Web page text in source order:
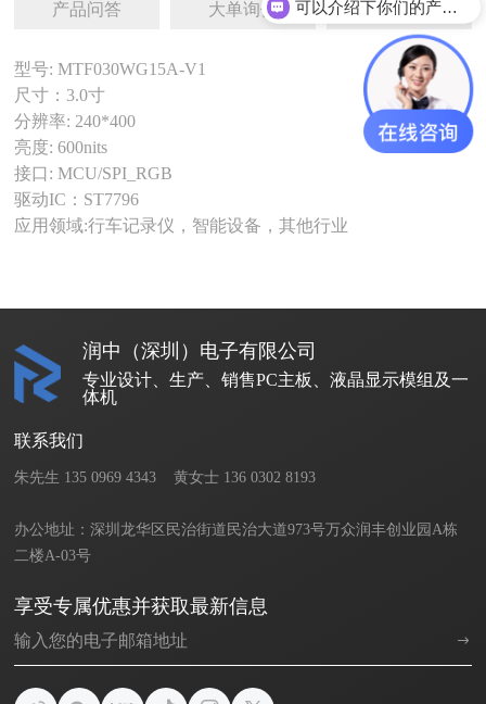
产品问答 大单询价 相关推荐
型号: MTF030WG15A-V1
尺寸：3.0寸
分辨率: 240*400
亮度: 600nits
接口: MCU/SPI_RGB
驱动IC：ST7796
应用领域:行车记录仪，智能设备，其他行业
润中（深圳）电子有限公司
专业设计、生产、销售PC主板、液晶显示模组及一
体机
享受专属优惠并获取最新信息
联系我们
朱先生 135 0969 4343    黄女士 136 0302 8193
办公地址：深圳龙华区民治街道民治大道973号万众润丰创业园A栋
二楼A-03号
可以介绍下你们的产品么